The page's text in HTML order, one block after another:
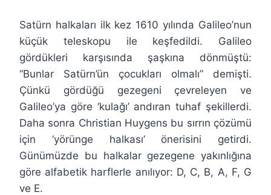
Satürn halkaları ilk kez 1610 yılında Galileo’nun
küçük teleskopu ile keşfedildi. Galileo
gördükleri karşısında şaşkına dönmüştü:
“Bunlar Satürn’ün çocukları olmalı” demişti.
Çünkü gördüğü gezegeni çevreleyen ve
Galileo’ya göre ‘kulağı’ andıran tuhaf şekillerdi.
Daha sonra Christian Huygens bu sırrın çözümü
için ‘yörünge halkası’ önerisini getirdi.
Günümüzde bu halkalar gezegene yakınlığına
göre alfabetik harflerle anılıyor: D, C, B, A, F, G
ve E.